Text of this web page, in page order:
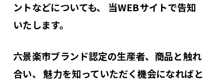
ントなどについても、 当WEBサイトで告知
いたします。
六景楽市ブランド認定の生産者、商品と触れ
合い、 魅力を知っていただく機会になればと